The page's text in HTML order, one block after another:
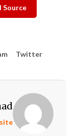
Source
Twitter